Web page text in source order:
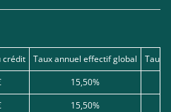
crédit Taux annuel effectif global
Taux
15,50%
15,50%